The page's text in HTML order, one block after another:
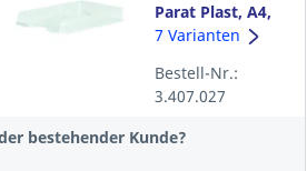
Parat Plast, A4,
transparent
7 Varianten
Bestell-Nr.:
3.407.027
bestehender Kunde?